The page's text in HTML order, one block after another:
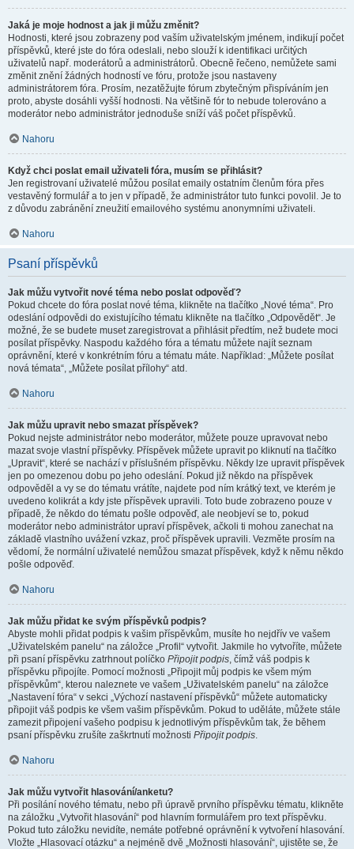
Jaká je moje hodnost a jak ji můžu změnit?
Hodnosti, které jsou zobrazeny pod vaším uživatelským jménem, indikují počet
příspěvků, které jste do fóra odeslali, nebo slouží k identifikaci určitých
uživatelů např. moderátorů a administrátorů. Obecně řečeno, nemůžete sami
změnit znění žádných hodností ve fóru, protože jsou nastaveny
administrátorem fóra. Prosím, nezatěžujte fórum zbytečným přispíváním jen
proto, abyste dosáhli vyšší hodnosti. Na většině fór to nebude tolerováno a
moderátor nebo administrátor jednoduše sníží váš počet příspěvků.
Nahoru
Když chci poslat email uživateli fóra, musím se přihlásit?
Jen registrovaní uživatelé můžou posílat emaily ostatním členům fóra přes
vestavěný formulář a to jen v případě, že administrátor tuto funkci povolil. Je to
z důvodu zabránění zneužití emailového systému anonymními uživateli.
Nahoru
Psaní příspěvků
Jak můžu vytvořit nové téma nebo poslat odpověď?
Pokud chcete do fóra poslat nové téma, klikněte na tlačítko „Nové téma“. Pro
odeslání odpovědi do existujícího tématu klikněte na tlačítko „Odpovědět“. Je
možné, že se budete muset zaregistrovat a přihlásit předtím, než budete moci
posílat příspěvky. Naspodu každého fóra a tématu můžete najít seznam
oprávnění, které v konkrétním fóru a tématu máte. Například: „Můžete posílat
nová témata“, „Můžete posílat přílohy“ atd.
Nahoru
Jak můžu upravit nebo smazat příspěvek?
Pokud nejste administrátor nebo moderátor, můžete pouze upravovat nebo
mazat svoje vlastní příspěvky. Příspěvek můžete upravit po kliknutí na tlačítko
„Upravit“, které se nachází v příslušném příspěvku. Někdy lze upravit příspěvek
jen po omezenou dobu po jeho odeslání. Pokud již někdo na příspěvek
odpověděl a vy se do tématu vrátíte, najdete pod ním krátký text, ve kterém je
uvedeno kolikrát a kdy jste příspěvek upravili. Toto bude zobrazeno pouze v
případě, že někdo do tématu pošle odpověď, ale neobjeví se to, pokud
moderátor nebo administrátor upraví příspěvek, ačkoli ti mohou zanechat na
základě vlastního uvážení vzkaz, proč příspěvek upravili. Vezměte prosím na
vědomí, že normální uživatelé nemůžou smazat příspěvek, když k němu někdo
pošle odpověď.
Nahoru
Jak můžu přidat ke svým příspěvků podpis?
Abyste mohli přidat podpis k vašim příspěvkům, musíte ho nejdřív ve vašem
„Uživatelském panelu“ na záložce „Profil“ vytvořit. Jakmile ho vytvoříte, můžete
při psaní příspěvku zatrhnout políčko Připojit podpis, čímž váš podpis k
příspěvku připojíte. Pomocí možnosti „Připojit můj podpis ke všem mým
příspěvkům“, kterou naleznete ve vašem „Uživatelském panelu“ na záložce
„Nastavení fóra“ v sekci „Výchozí nastavení příspěvků“ můžete automaticky
připojit váš podpis ke všem vašim příspěvkům. Pokud to uděláte, můžete stále
zamezit připojení vašeho podpisu k jednotlivým příspěvkům tak, že během
psaní příspěvku zrušíte zaškrtnutí možnosti Připojit podpis.
Nahoru
Jak můžu vytvořit hlasování/anketu?
Při posílání nového tématu, nebo při úpravě prvního příspěvku tématu, klikněte
na záložku „Vytvořit hlasování“ pod hlavním formulářem pro text příspěvku.
Pokud tuto záložku nevidíte, nemáte potřebné oprávnění k vytvoření hlasování.
Vložte „Hlasovací otázku“ a nejméně dvě „Možnosti hlasování“, ujistěte se, že